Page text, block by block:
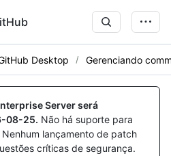
Desktop Gerenciando
Server será
08-25. Não há suporte para
lançamento de patch
críticas de segurança.